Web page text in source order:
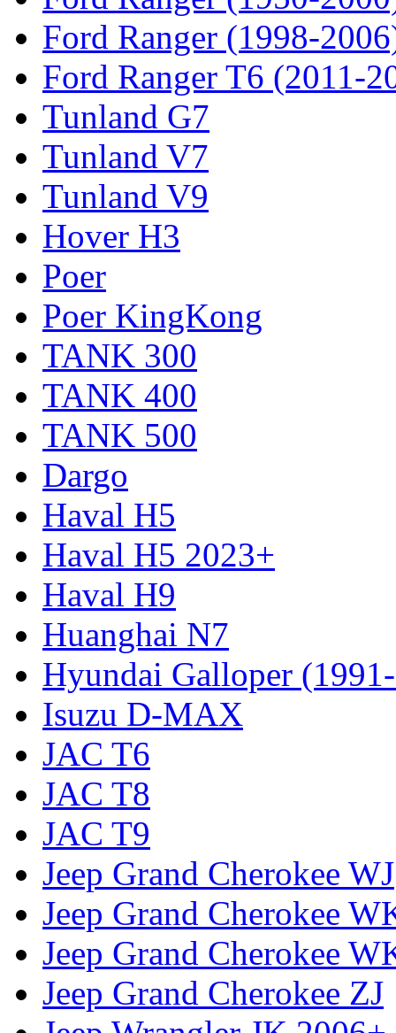
Ford Ranger (1998-
Ford Ranger T6 (2011-
Tunland G7
Tunland V7
Tunland V9
Hover H3
Poer
Poer KingKong
TANK 300
TANK 400
TANK 500
Dargo
Haval H5
Haval H5 2023+
Haval H9
Huanghai N7
Hyundai Galloper
Isuzu D-MAX
JAC T6
JAC T8
JAC T9
Jeep Grand Cherokee WJ
Jeep Grand Cherokee
Jeep Grand Cherokee
Jeep Grand Cherokee ZJ